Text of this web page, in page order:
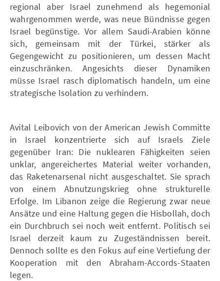
regional aber Israel zunehmend als hegemonial
wahrgenommen werde, was neue Bündnisse gegen
Israel begünstige. Vor allem Saudi-Arabien könne
sich, gemeinsam mit der Türkei, stärker als
Gegengewicht zu positionieren, um dessen Macht
einzuschränken. Angesichts dieser Dynamiken
müsse Israel rasch diplomatisch handeln, um eine
strategische Isolation zu verhindern.
Avital Leibovich von der American Jewish Committe
in Israel konzentrierte sich auf Israels Ziele
gegenüber Iran: Die nuklearen Fähigkeiten seien
unklar, angereichertes Material weiter vorhanden,
das Raketenarsenal nicht ausgeschaltet. Sie sprach
von einem Abnutzungskrieg ohne strukturelle
Erfolge. Im Libanon zeige die Regierung zwar neue
Ansätze und eine Haltung gegen die Hisbollah, doch
ein Durchbruch sei noch weit entfernt. Politisch sei
Israel derzeit kaum zu Zugeständnissen bereit.
Dennoch sollte es den Fokus auf eine Vertiefung der
Kooperation mit den Abraham-Accords-Staaten
legen.